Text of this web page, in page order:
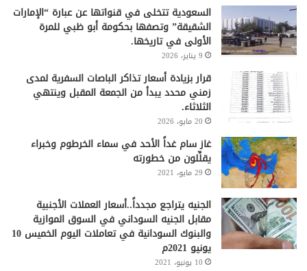
السعودية تتخلى في قنواتها عن عبارة “الإمارات
الشقيقة” وتصفها بحكومة أبو ظبي للمرة
الأولى في تاريخها.
9 يناير، 2026
قرار بزيادة أسعار تذاكر الباصات السفرية لمدى
زمني محدد يبدأ من الجمعة المقبل وينتهي
الثلاثاء.
20 مايو، 2026
غاز سام غداً الأحد في سماء الخرطوم وخبراء
يقلِّلون من خطورته
29 مايو، 2021
الجنيه يتراجع مجدداً..أسعار العملات الأجنبية
مقابل الجنيه السوداني في السوق الموازية
والبنوك السودانية في تعاملات اليوم الخميس 10
يونيو 2021م
10 يونيو، 2021